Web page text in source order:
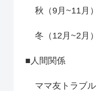
秋（9月~11月）
冬（12月~2月）
■人間関係
ママ友トラブル